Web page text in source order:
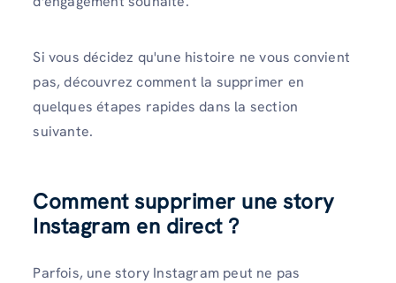
Si vous décidez qu'une histoire ne vous convient
pas, découvrez comment la supprimer en
quelques étapes rapides dans la section
suivante.
Comment supprimer une story
Instagram en direct ?
Parfois, une story Instagram peut ne pas